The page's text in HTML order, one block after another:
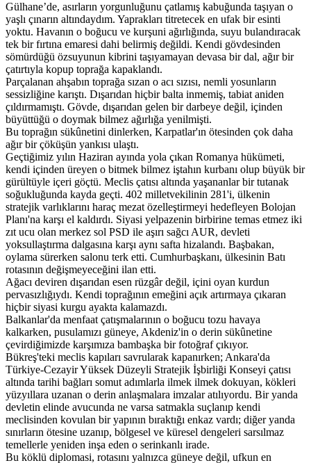
Gülhane’de, asırların yorgunluğunu çatlamış kabuğunda taşıyan o
yaşlı çınarın altındaydım. Yaprakları titretecek en ufak bir esinti
yoktu. Havanın o boğucu ve kurşuni ağırlığında, suyu bulandıracak
tek bir fırtına emaresi dahi belirmiş değildi. Kendi gövdesinden
sömürdüğü özsuyunun kibrini taşıyamayan devasa bir dal, ağır bir
çatırtıyla kopup toprağa kapaklandı.
Parçalanan ahşabın toprağa sızan o acı sızısı, nemli yosunların
sessizliğine karıştı. Dışarıdan hiçbir balta inmemiş, tabiat aniden
çıldırmamıştı. Gövde, dışarıdan gelen bir darbeye değil, içinden
büyüttüğü o doymak bilmez ağırlığa yenilmişti.
Bu toprağın sükûnetini dinlerken, Karpatlar'ın ötesinden çok daha
ağır bir çöküşün yankısı ulaştı.
Geçtiğimiz yılın Haziran ayında yola çıkan Romanya hükümeti,
kendi içinden üreyen o bitmek bilmez iştahın kurbanı olup büyük bir
gürültüyle içeri göçtü. Meclis çatısı altında yaşananlar bir tutanak
soğukluğunda kayda geçti. 402 milletvekilinin 281'i, ülkenin
stratejik varlıklarını haraç mezat özelleştirmeyi hedefleyen Bolojan
Planı'na karşı el kaldırdı. Siyasi yelpazenin birbirine temas etmez iki
zıt ucu olan merkez sol PSD ile aşırı sağcı AUR, devleti
yoksullaştırma dalgasına karşı aynı safta hizalandı. Başbakan,
oylama sürerken salonu terk etti. Cumhurbaşkanı, ülkesinin Batı
rotasının değişmeyeceğini ilan etti.
Ağacı deviren dışarıdan esen rüzgâr değil, içini oyan kurdun
pervasızlığıydı. Kendi toprağının emeğini açık artırmaya çıkaran
hiçbir siyasi kurgu ayakta kalamazdı.
Balkanlar'da menfaat çatışmalarının o boğucu tozu havaya
kalkarken, pusulamızı güneye, Akdeniz'in o derin sükûnetine
çevirdiğimizde karşımıza bambaşka bir fotoğraf çıkıyor.
Bükreş'teki meclis kapıları savrularak kapanırken; Ankara'da
Türkiye-Cezayir Yüksek Düzeyli Stratejik İşbirliği Konseyi çatısı
altında tarihi bağları somut adımlarla ilmek ilmek dokuyan, kökleri
yüzyıllara uzanan o derin anlaşmalara imzalar atılıyordu. Bir yanda
devletin elinde avucunda ne varsa satmakla suçlanıp kendi
meclisinden kovulan bir yapının bıraktığı enkaz vardı; diğer yanda
sınırların ötesine uzanıp, bölgesel ve küresel dengeleri sarsılmaz
temellerle yeniden inşa eden o serinkanlı irade.
Bu köklü diplomasi, rotasını yalnızca güneye değil, ufkun en